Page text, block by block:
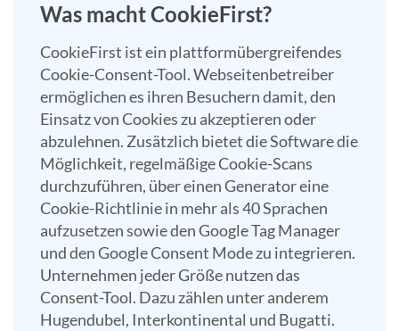
Was macht CookieFirst?
CookieFirst ist ein plattformübergreifendes
Cookie-Consent-Tool. Webseitenbetreiber
ermöglichen es ihren Besuchern damit, den
Einsatz von Cookies zu akzeptieren oder
abzulehnen. Zusätzlich bietet die Software die
Möglichkeit, regelmäßige Cookie-Scans
durchzuführen, über einen Generator eine
Cookie-Richtlinie in mehr als 40 Sprachen
aufzusetzen sowie den Google Tag Manager
und den Google Consent Mode zu integrieren.
Unternehmen jeder Größe nutzen das
Consent-Tool. Dazu zählen unter anderem
Hugendubel, Interkontinental und Bugatti.